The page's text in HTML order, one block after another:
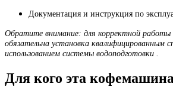
Документация и инструкция по
Обратите внимание: для корректной работы
обязательна установка квалифицированным
использованием системы водоподготовки .
Для кого эта